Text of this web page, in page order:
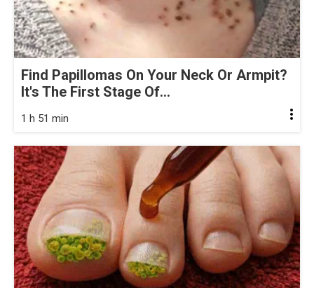
Find Papillomas On Your Neck Or Armpit?
It's The First Stage Of...
1 h 51 min